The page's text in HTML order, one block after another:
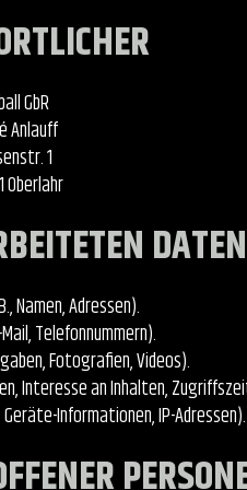
GbR
Anlauff
1
Oberlahr
Namen, Adressen).
Telefonnummern).
Fotografien, Videos).
Interesse an Inhalten,
Informationen, IP-Adressen).